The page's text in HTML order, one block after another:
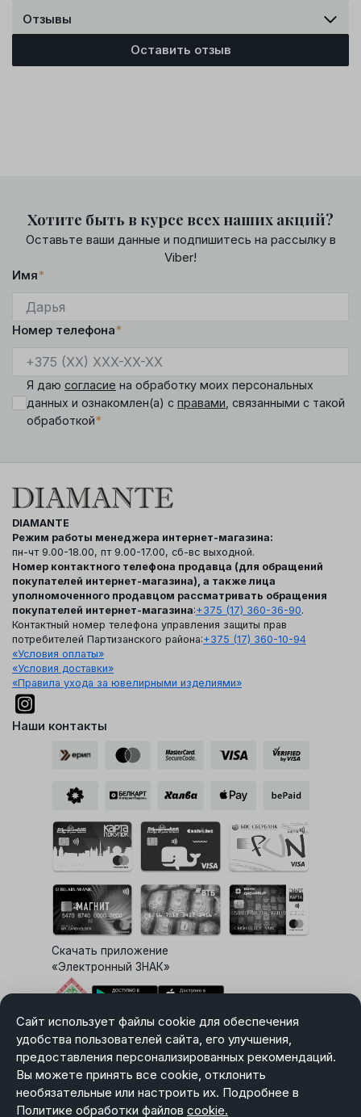
Отзывы
Оставить отзыв
Сайт использует файлы cookie для обеспечения
удобства пользователей сайта, его улучшения,
предоставления персонализированных рекомендаций.
Вы можете принять все cookie, отклонить
необязательные или настроить их. Подробнее в
Политике обработки файлов cookie.
Хотите быть в курсе всех наших акций?
Оставьте ваши данные и подпишитесь на рассылку в
Viber!
Имя*
Номер телефона*
Я даю согласие на обработку моих персональных
данных и ознакомлен(а) с правами , связанными с такой
обработкой*
DIAMANTE
Режим работы менеджера интернет-магазина:
пн-чт 9.00-18.00, пт 9.00-17.00, сб-вс выходной.
Номер контактного телефона продавца (для обращений
покупателей интернет-магазина), а также лица
уполномоченного продавцом рассматривать обращения
покупателей интернет-магазина:+375 (17) 360-36-90.
Контактный номер телефона управления защиты прав
потребителей Партизанского района:+375 (17) 360-10-94
«Условия оплаты»
«Условия доставки»
«Правила ухода за ювелирными изделиями»
Наши контакты
Скачать приложение
«Электронный ЗНАК»
Выбор настроек Cookie
Карта сайта
Политика в отношении обработки персональных данных